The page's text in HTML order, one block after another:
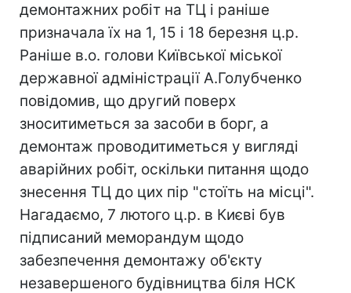
демонтажних робіт на ТЦ і раніше
призначала їх на 1, 15 і 18 березня ц.р.
Раніше в.о. голови Київської міської
державної адміністрації А.Голубченко
повідомив, що другий поверх
зноситиметься за засоби в борг, а
демонтаж проводитиметься у вигляді
аварійних робіт, оскільки питання щодо
знесення ТЦ до цих пір "стоїть на місці".
Нагадаємо, 7 лютого ц.р. в Києві був
підписаний меморандум щодо
забезпечення демонтажу об'єкту
незавершеного будівництва біля НСК